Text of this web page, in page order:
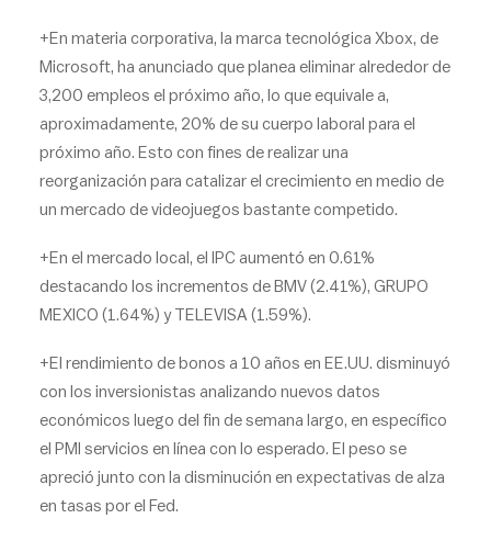
+En materia corporativa, la marca tecnológica Xbox, de
Microsoft, ha anunciado que planea eliminar alrededor de
3,200 empleos el próximo año, lo que equivale a,
aproximadamente, 20% de su cuerpo laboral para el
próximo año. Esto con fines de realizar una
reorganización para catalizar el crecimiento en medio de
un mercado de videojuegos bastante competido.
+En el mercado local, el IPC aumentó en 0.61%
destacando los incrementos de BMV (2.41%), GRUPO
MEXICO (1.64%) y TELEVISA (1.59%).
+El rendimiento de bonos a 10 años en EE.UU. disminuyó
con los inversionistas analizando nuevos datos
económicos luego del fin de semana largo, en específico
el PMI servicios en línea con lo esperado. El peso se
apreció junto con la disminución en expectativas de alza
en tasas por el Fed.